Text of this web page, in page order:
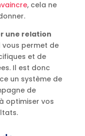
, cela ne
une relation
vous permet de
et de
Il est donc
un système de
de
optimiser vos